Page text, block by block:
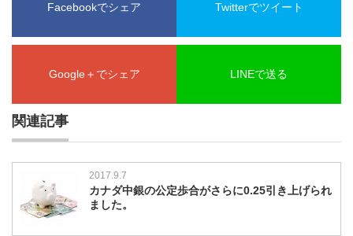
Facebookでシェア Twitterでツイート
Google＋でシェア LINEで送る
関連記事
2017.9.7
カナダ中銀の公定歩合がさらに0.25引き上げられ
ました。